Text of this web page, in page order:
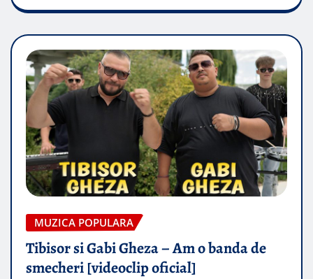
MUZICA POPULARA
Tibisor si Gabi Gheza – Am o banda de
smecheri [videoclip oficial]